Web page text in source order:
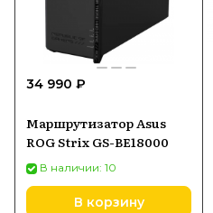
34 990 ₽
Маршрутизатор Asus
ROG Strix GS-BE18000
В наличии: 10
В корзину